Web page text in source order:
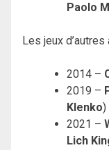
Paolo
Les jeux d’autres
2014 –
2019 –
Klenko)
2021 –
Lich